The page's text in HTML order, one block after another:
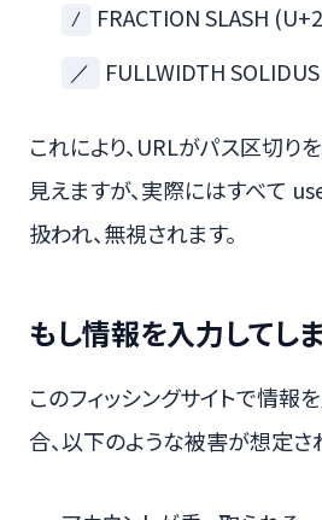
⁄ FRACTION SLASH
／ FULLWIDTH
これにより、URLがパス区切り
見えますが、実際にはすべて
扱われ、無視されます。
もし情報を入力してし
このフィッシングサイトで情報
合、以下のような被害が想定さ